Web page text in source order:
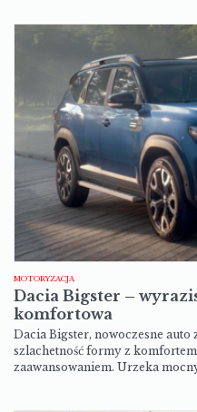
MOTORYZACJA
Dacia Bigster –
komfortowa
Dacia Bigster, nowoczesne auto
szlachetność formy z
zaawansowaniem. Urzeka